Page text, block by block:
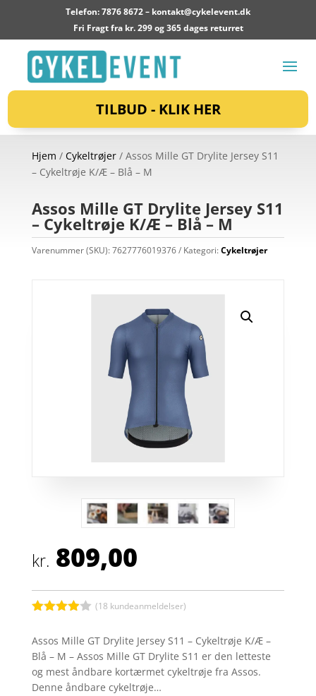
Telefon: 7876 8672 – kontakt@cykelevent.dk
Fri Fragt fra kr. 299 og 365 dages returret
TILBUD - KLIK HER
Hjem / Cykeltrøjer/ Assos Mille GT Drylite Jersey S11
– Cykeltrøje K/Æ – Blå – M
Assos Mille GT Drylite Jersey S11
– Cykeltrøje K/Æ – Blå – M
Varenummer (SKU):7627776019376 Kategori:Cykeltrøjer
kr. 809,00
ud af 5
baseret
kundebed
ømmelse
(18 kundeanmeldelser)
Assos Mille GT Drylite Jersey S11 – Cykeltrøje K/Æ –
Blå – M – Assos Mille GT Drylite S11 er den letteste
og mest åndbare kortærmet cykeltrøje fra Assos.
Denne åndbare cykeltrøje…